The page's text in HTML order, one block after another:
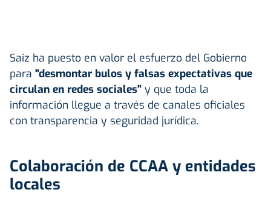
Saiz ha puesto en valor el esfuerzo del Gobierno
para "desmontar bulos y falsas expectativas que
circulan en redes sociales" y que toda la
información llegue a través de canales oficiales
con transparencia y seguridad jurídica.
Colaboración de CCAA y entidades
locales